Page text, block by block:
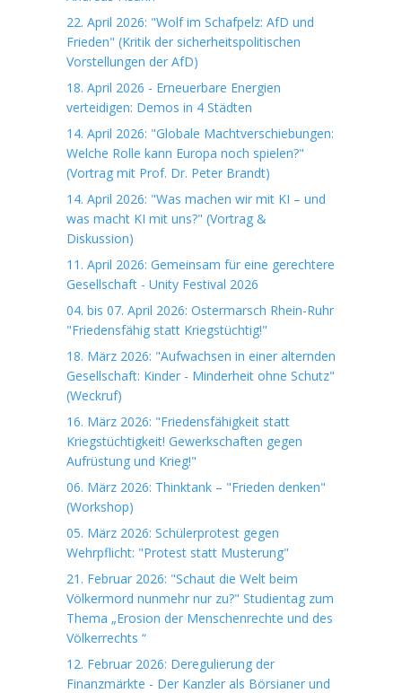
22. April 2026: "Wolf im Schafpelz: AfD und
Frieden" (Kritik der sicherheitspolitischen
Vorstellungen der AfD)
18. April 2026 - Erneuerbare Energien
verteidigen: Demos in 4 Städten
14. April 2026: "Globale Machtverschiebungen:
Welche Rolle kann Europa noch spielen?"
(Vortrag mit Prof. Dr. Peter Brandt)
14. April 2026: "Was machen wir mit KI – und
was macht KI mit uns?" (Vortrag &
Diskussion)
11. April 2026: Gemeinsam für eine gerechtere
Gesellschaft - Unity Festival 2026
04. bis 07. April 2026: Ostermarsch Rhein-Ruhr
"Friedensfähig statt Kriegstüchtig!"
18. März 2026: "Aufwachsen in einer alternden
Gesellschaft: Kinder - Minderheit ohne Schutz"
(Weckruf)
16. März 2026: "Friedensfähigkeit statt
Kriegstüchtigkeit! Gewerkschaften gegen
Aufrüstung und Krieg!"
06. März 2026: Thinktank – "Frieden denken"
(Workshop)
05. März 2026: Schülerprotest gegen
Wehrpflicht: "Protest statt Musterung"
21. Februar 2026: "Schaut die Welt beim
Völkermord nunmehr nur zu?" Studientag zum
Thema „Erosion der Menschenrechte und des
Völkerrechts “
12. Februar 2026: Deregulierung der
Finanzmärkte - Der Kanzler als Börsianer und